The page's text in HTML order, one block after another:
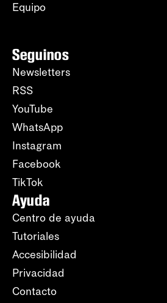
Equipo
Seguinos
Newsletters
RSS
YouTube
WhatsApp
Instagram
Facebook
TikTok
Ayuda
Centro de ayuda
Tutoriales
Accesibilidad
Privacidad
Contacto